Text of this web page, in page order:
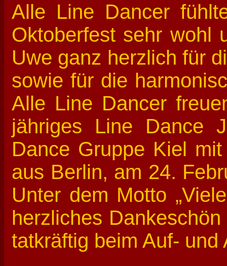
Alle Line Dancer
Oktoberfest sehr wohl
Uwe ganz herzlich für
sowie für die
Alle Line Dancer
jähriges Line Dance
Dance Gruppe Kiel
aus Berlin, am 24.
Unter dem Motto
herzliches
tatkräftig beim Auf-